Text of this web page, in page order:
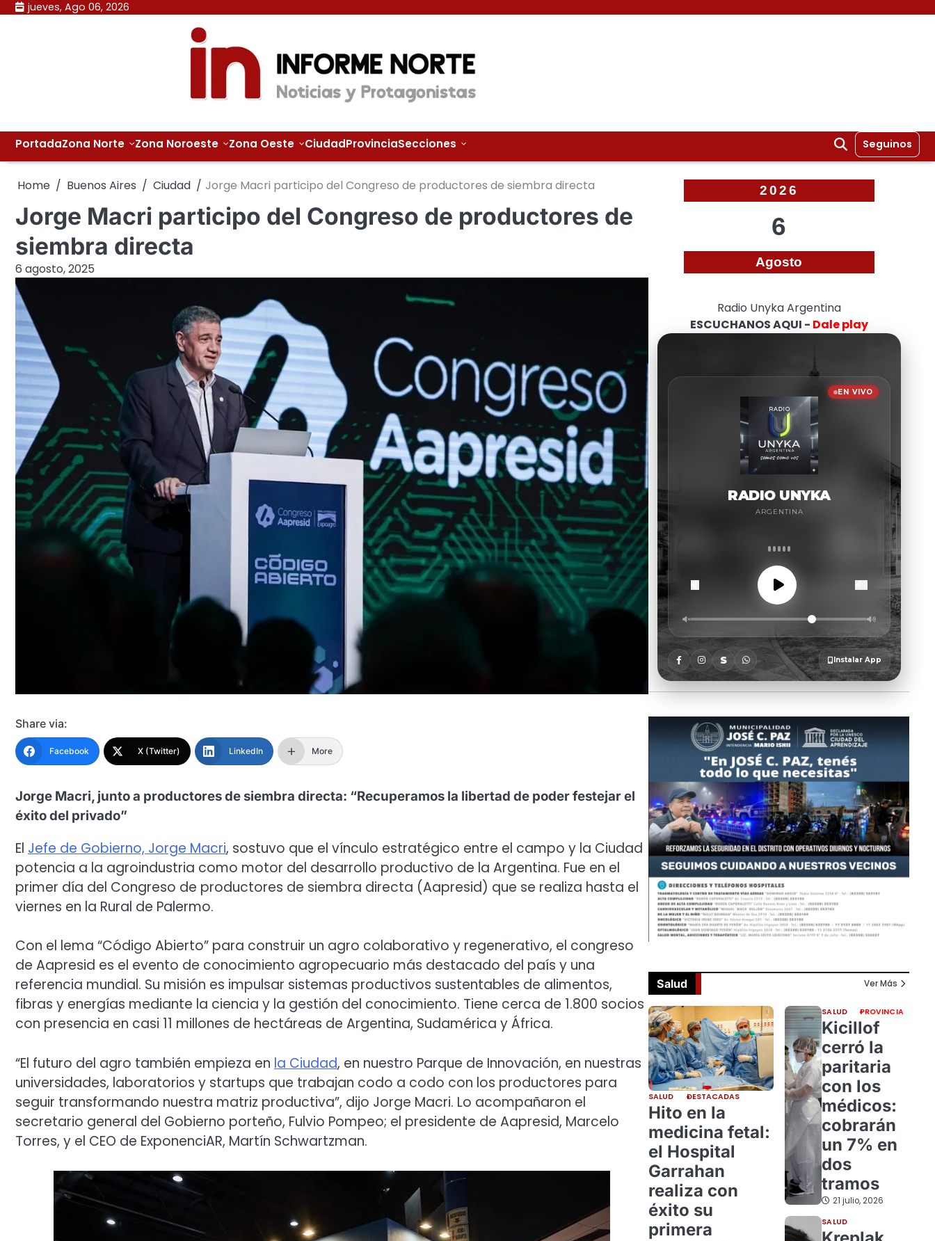
Skip jueves, Ago 06, 2026
PortadaZona Norte Zona Noroeste Zona Oeste CiudadProvinciaSecciones Seguinos
Home Buenos Aires Ciudad Jorge Macri participo del Congreso de productores de siembra directa
Jorge Macri participo del Congreso de productores de
siembra directa
6 agosto, 2025
Share via:
Facebook X (Twitter) LinkedIn More
Jorge Macri, junto a productores de siembra directa: “Recuperamos la libertad de poder festejar el
éxito del privado”
El Jefe de Gobierno, Jorge Macri, sostuvo que el vínculo estratégico entre el campo y la Ciudad
potencia a la agroindustria como motor del desarrollo productivo de la Argentina. Fue en el
primer día del Congreso de productores de siembra directa (Aapresid) que se realiza hasta el
viernes en la Rural de Palermo.
Con el lema “Código Abierto” para construir un agro colaborativo y regenerativo, el congreso
de Aapresid es el evento de conocimiento agropecuario más destacado del país y una
referencia mundial. Su misión es impulsar sistemas productivos sustentables de alimentos,
fibras y energías mediante la ciencia y la gestión del conocimiento. Tiene cerca de 1.800 socios
con presencia en casi 11 millones de hectáreas de Argentina, Sudamérica y África.
“El futuro del agro también empieza en la Ciudad, en nuestro Parque de Innovación, en nuestras
universidades, laboratorios y startups que trabajan codo a codo con los productores para
seguir transformando nuestra matriz productiva”, dijo Jorge Macri. Lo acompañaron el
secretario general del Gobierno porteño, Fulvio Pompeo; el presidente de Aapresid, Marcelo
Torres, y el CEO de ExponenciAR, Martín Schwartzman.
2026
6
Agosto
Radio Unyka Argentina
ESCUCHANOS AQUI - Dale play
Salud Ver Más
SALUD DESTACADAS
Hito en la
medicina fetal:
el Hospital
Garrahan
realiza con
éxito su
primera
SALUD PROVINCIA
Kicillof
cerró la
paritaria
con los
médicos:
cobrarán
un 7% en
dos
tramos
21 julio, 2026
SALUD